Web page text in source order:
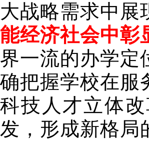
大战略需求中展
能经济社会中彰
界一流的办学定
确把握学校在服
科技人才立体
发，形成新格局